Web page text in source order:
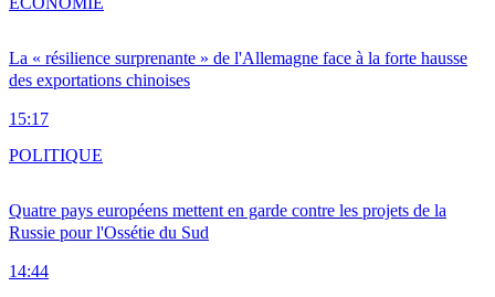
La « résilience surprenante » de l'Allemagne face à la forte hausse
des exportations chinoises
15:17
Quatre pays européens mettent en garde contre les projets de la
Russie pour l'Ossétie du Sud
14:44
POLITIQUE